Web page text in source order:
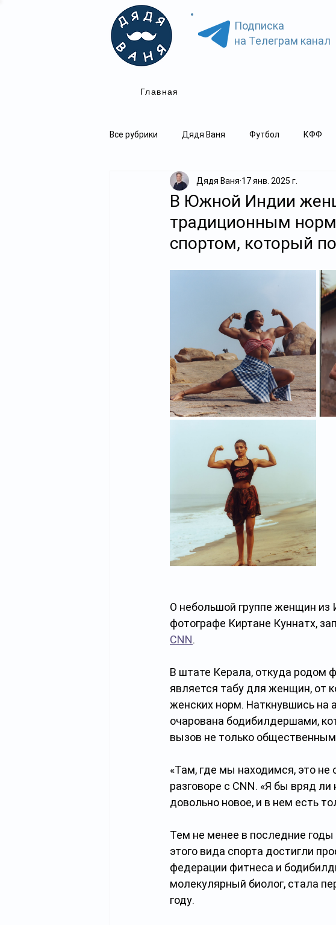
Подписка
на Телеграм канал
Главная
Все рубрики Дядя Ваня Футбол КФФ
В Южной Индии
традиционным
спортом, который
Дядя Ваня 17 янв. 2025 г.
О небольшой группе женщин
фотографе Киртане Куннатх,
CNN.
В штате Керала, откуда родом
является табу для женщин, от
женских норм. Наткнувшись на
очарована бодибилдершами,
вызов не только
«Там, где мы находимся, это
разговоре с CNN. «Я бы вряд
довольно новое, и в нем есть
Тем не менее в последние
этого вида спорта достигли
федерации фитнеса и
молекулярный биолог, стала
году.